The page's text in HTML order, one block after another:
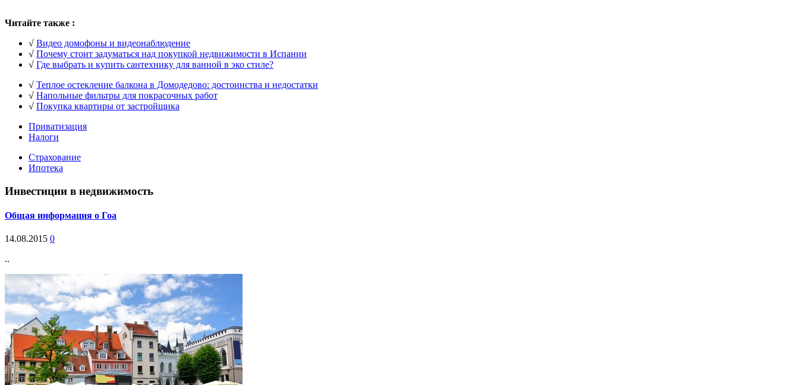
Читайте также :
√ Видео домофоны и видеонаблюдение
√ Почему стоит задуматься над покупкой недвижимости в Испании
√ Где выбрать и купить сантехнику для ванной в эко стиле?
√ Теплое остекление балкона в Домодедово: достоинства и недостатки
√ Напольные фильтры для покрасочных работ
√ Покупка квартиры от застройщика
Приватизация
Налоги
Страхование
Ипотека
Инвестиции в недвижимость
Общая информация о Гоа
14.08.2015 0
..